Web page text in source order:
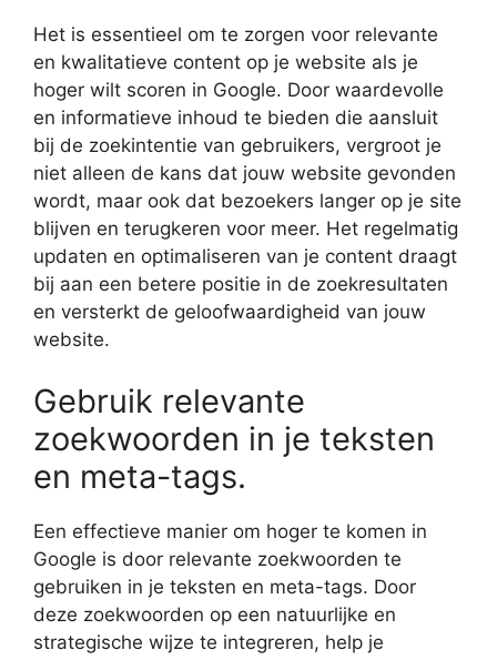
Het is essentieel om te zorgen voor relevante
en kwalitatieve content op je website als je
hoger wilt scoren in Google. Door waardevolle
en informatieve inhoud te bieden die aansluit
bij de zoekintentie van gebruikers, vergroot je
niet alleen de kans dat jouw website gevonden
wordt, maar ook dat bezoekers langer op je site
blijven en terugkeren voor meer. Het regelmatig
updaten en optimaliseren van je content draagt
bij aan een betere positie in de zoekresultaten
en versterkt de geloofwaardigheid van jouw
website.
Gebruik relevante
zoekwoorden in je teksten
en meta-tags.
Een effectieve manier om hoger te komen in
Google is door relevante zoekwoorden te
gebruiken in je teksten en meta-tags. Door
deze zoekwoorden op een natuurlijke en
strategische wijze te integreren, help je